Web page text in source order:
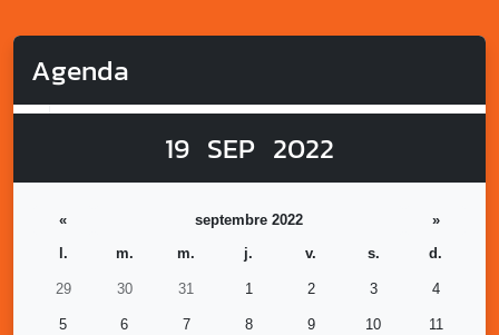
Agenda
19 SEP 2022
« septembre 2022
»
l.
m. m. j. v. s. d.
29 30 31 1 2 3 4
5 6 7 8 9 10 11